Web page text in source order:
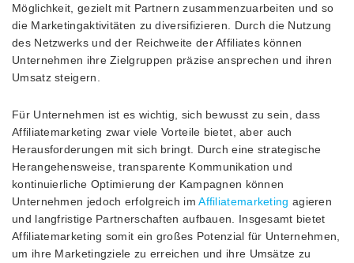
Möglichkeit, gezielt mit Partnern zusammenzuarbeiten und so
die Marketingaktivitäten zu diversifizieren. Durch die Nutzung
des Netzwerks und der Reichweite der Affiliates können
Unternehmen ihre Zielgruppen präzise ansprechen und ihren
Umsatz steigern.
Für Unternehmen ist es wichtig, sich bewusst zu sein, dass
Affiliatemarketing zwar viele Vorteile bietet, aber auch
Herausforderungen mit sich bringt. Durch eine strategische
Herangehensweise, transparente Kommunikation und
kontinuierliche Optimierung der Kampagnen können
Unternehmen jedoch erfolgreich imAffiliatemarketing agieren
und langfristige Partnerschaften aufbauen. Insgesamt bietet
Affiliatemarketing somit ein großes Potenzial für Unternehmen,
um ihre Marketingziele zu erreichen und ihre Umsätze zu